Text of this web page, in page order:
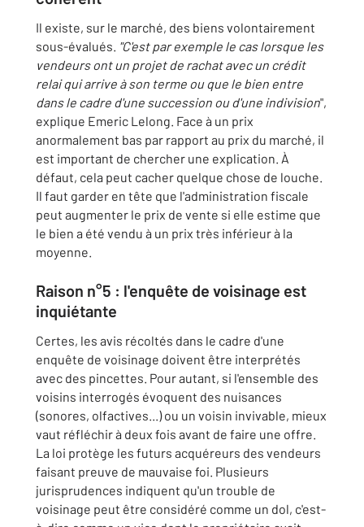
Il existe, sur le marché, des biens volontairement
sous-évalués. "C'est par exemple le cas lorsque les
vendeurs ont un projet de rachat avec un crédit
relai qui arrive à son terme ou que le bien entre
dans le cadre d'une succession ou d'une indivision",
explique Emeric Lelong. Face à un prix
anormalement bas par rapport au prix du marché, il
est important de chercher une explication. À
défaut, cela peut cacher quelque chose de louche.
Il faut garder en tête que l'administration fiscale
peut augmenter le prix de vente si elle estime que
le bien a été vendu à un prix très inférieur à la
moyenne.
Raison n°5 : l'enquête de voisinage est
inquiétante
Certes, les avis récoltés dans le cadre d'une
enquête de voisinage doivent être interprétés
avec des pincettes. Pour autant, si l'ensemble des
voisins interrogés évoquent des nuisances
(sonores, olfactives...) ou un voisin invivable, mieux
vaut réfléchir à deux fois avant de faire une offre.
La loi protège les futurs acquéreurs des vendeurs
faisant preuve de mauvaise foi. Plusieurs
jurisprudences indiquent qu'un trouble de
voisinage peut être considéré comme un dol, c'est-